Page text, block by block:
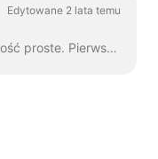
Edytowane 2 lata temu
Dodanie własnej czcionki jest dość proste. Pierwszym sposobem, aby to zrobić, jest Brand Manager . W dowolnym projekcie kliknij "Zarządzaj markami", w górnej części ...